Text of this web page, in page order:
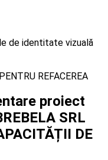
de identitate vizuală
REFACEREA
proiect
SRL
DE